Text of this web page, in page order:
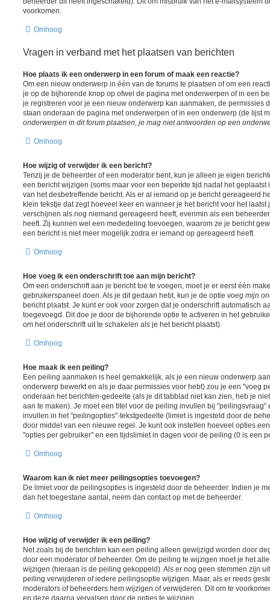
voorkomen.
Omhoog
Vragen in verband met het plaatsen van berichten
Hoe plaats ik een onderwerp in een forum of maak een reactie?
Om een nieuw onderwerp in één van de forums te plaatsen of om een
je op de bijhorende knop op ofwel de pagina met onderwerpen of in een
je registreren voor je een nieuw onderwerp kan aanmaken, de permissies
staan onderaan de pagina met onderwerpen of in een onderwerp (de lijst
onderwerpen in dit forum plaatsen, je mag niet antwoorden op een
Omhoog
Hoe wijzig of verwijder ik een bericht?
Tenzij je de beheerder of een moderator bent, kun je alleen je eigen
een bericht wijzigen (soms maar voor een beperkte tijd nadat het
van het desbetreffende bericht. Als er al iemand op je bericht gereageerd
klein tekstje dat zegt hoeveel keer en wanneer je het bericht voor het
verschijnen als nog niemand gereageerd heeft, evenmin als een
heeft. Zij kunnen wel een mededeling toevoegen, waarom ze je bericht
een bericht is niet meer mogelijk zodra er iemand op gereageerd heeft.
Omhoog
Hoe voeg ik een onderschrift toe aan mijn bericht?
Om een onderschrift aan je bericht toe te voegen, moet je er eerst één
gebruikerspaneel doen. Als je dit gedaan hebt, kun je de optie voeg mijn
bericht plaatst. Je kunt er ook voor zorgen dat je onderschrift automatisch
toegevoegd. Dit doe je door de bijhorende optie te activeren in het
om het onderschrift uit te schakelen als je het bericht plaatst).
Omhoog
Hoe maak ik een peiling?
Een peiling aanmaken is heel gemakkelijk, als je een nieuw onderwerp
onderwerp bewerkt en als je daar permissies voor hebt) zou je een "voeg
onderaan het berichten-gedeelte (als je dit tabblad niet kan zien, heb je
aan te maken). Je moet een titel voor de peiling invullen bij
invullen in het "peilingopties"-tekstgedeelte (limiet is ingesteld door de
door middel van een nieuwe regel. Je kunt ook instellen hoeveel opties
"opties per gebruiker" en een tijdslimiet in dagen voor de peiling (0 is een
Omhoog
Waarom kan ik niet meer peilingsopties toevoegen?
De limiet voor de peilingsopties is ingesteld door de beheerder. Indien je
dan het toegestane aantal, neem dan contact op met de beheerder.
Omhoog
Hoe wijzig of verwijder ik een peiling?
Net zoals bij de berichten kan een peiling alleen gewijzigd worden door
door een moderator of beheerder. Om de peiling te wijzigen moet je het
wijzigen (hieraan is de peiling gekoppeld). Als er nog geen stemmen zijn
peiling verwijderen of iedere peilingsoptie wijzigen. Maar, als er reeds
moderators of beheerders hem wijzigen of verwijderen. Dit om te
en deze daarna vervalsen door de opties te wijzigen.